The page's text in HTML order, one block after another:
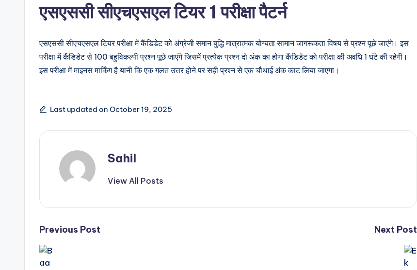
एसएससी सीएचएसएल टियर 1 परीक्षा पैटर्न
एसएससी सीएचएसएल टियर परीक्षा में कैंडिडेट को अंग्रेजी समान बुद्धि मात्रात्मक योग्यता सामान जागरूकता विषय से प्रश्न पूछे जाएंगे। इस
परीक्षा में कैंडिडेट से 100 बहुविकल्पी प्रश्न पूछे जाएंगे जिसमें प्रत्येक प्रश्न दो अंक का होगा कैंडिडेट को परीक्षा की अवधि 1 घंटे की रहेगी।
इस परीक्षा में माइनस मार्किंग है यानी कि एक गलत उत्तर होने पर सही प्रश्न से एक चौथाई अंक काट लिया जाएगा।
Last updated on October 19, 2025
Sahil
View All Posts
Post
navigation
Previous Post Next Post